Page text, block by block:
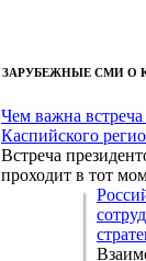
ЗАРУБЕЖНЫЕ СМИ О
Чем важна
Каспийского
Встреча
проходит в тот